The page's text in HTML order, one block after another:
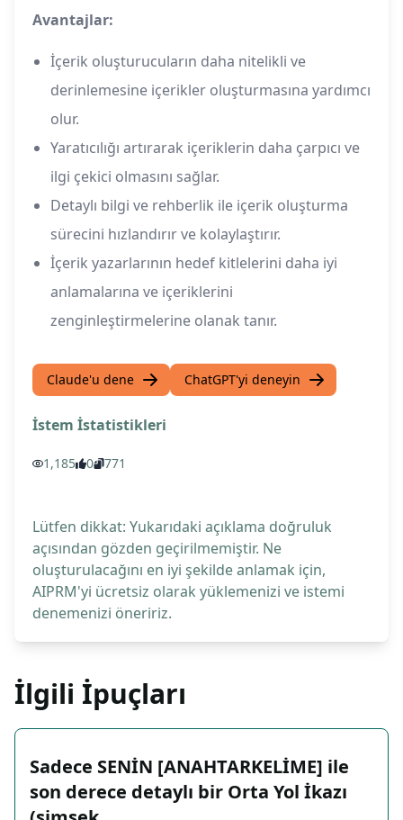
Avantajlar:
İçerik oluşturucuların daha nitelikli ve
derinlemesine içerikler oluşturmasına yardımcı
olur.
Yaratıcılığı artırarak içeriklerin daha çarpıcı ve
ilgi çekici olmasını sağlar.
Detaylı bilgi ve rehberlik ile içerik oluşturma
sürecini hızlandırır ve kolaylaştırır.
İçerik yazarlarının hedef kitlelerini daha iyi
anlamalarına ve içeriklerini
zenginleştirmelerine olanak tanır.
Claude'u dene ChatGPT'yi deneyin
İstem İstatistikleri
1,185 0 771
Lütfen dikkat: Yukarıdaki açıklama doğruluk
açısından gözden geçirilmemiştir. Ne
oluşturulacağını en iyi şekilde anlamak için,
AIPRM'yi ücretsiz olarak yüklemenizi ve istemi
denemenizi öneririz.
İlgili İpuçları
Sadece SENİN [ANAHTARKELİME] ile
son derece detaylı bir Orta Yol İkazı